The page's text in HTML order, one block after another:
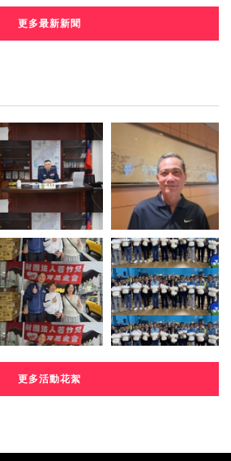
更多最新新聞
更多活動花絮